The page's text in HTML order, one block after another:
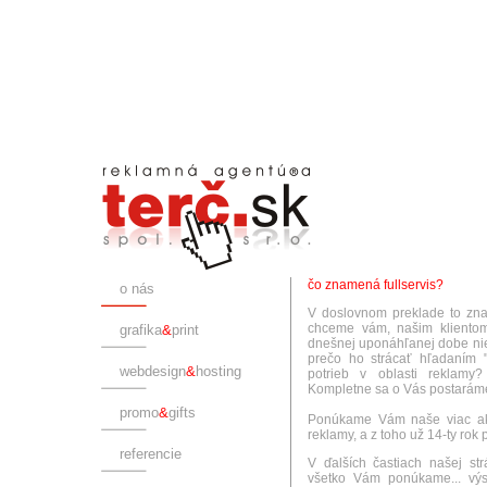
o nás
grafika&print
webdesign&hosting
promo&gifts
referencie
čo znamená fullservis?
V doslovnom preklade to
chceme vám, našim
dnešnej uponáhľanej dobe
prečo ho strácať hľadaním
potrieb v oblasti
Kompletne sa o Vás
Ponúkame Vám naše viac
reklamy, a z toho už 14-ty rok
V ďalších častiach našej
všetko Vám ponúkame...